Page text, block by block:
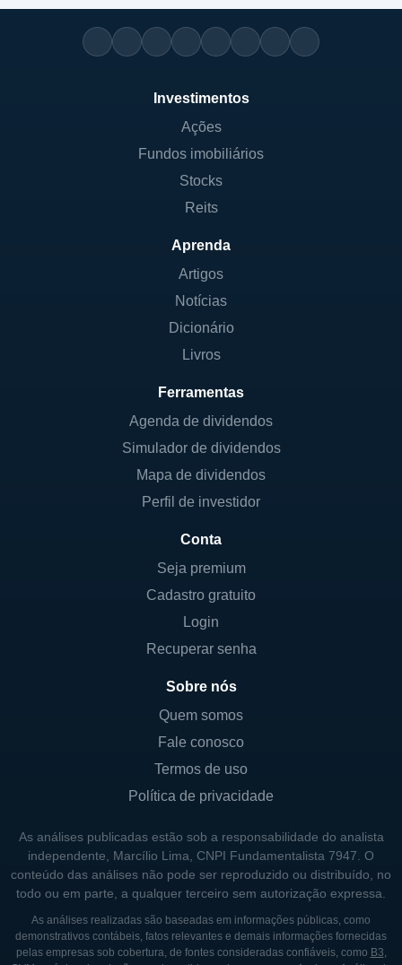
Investimentos
Ações
Fundos imobiliários
Stocks
Reits
Aprenda
Artigos
Notícias
Dicionário
Livros
Ferramentas
Agenda de dividendos
Simulador de dividendos
Mapa de dividendos
Perfil de investidor
Conta
Seja premium
Cadastro gratuito
Login
Recuperar senha
Sobre nós
Quem somos
Fale conosco
Termos de uso
Política de privacidade
As análises publicadas estão sob a responsabilidade do analista
independente, Marcílio Lima, CNPI Fundamentalista 7947. O
conteúdo das análises não pode ser reproduzido ou distribuído, no
todo ou em parte, a qualquer terceiro sem autorização expressa.
As análises realizadas são baseadas em informações públicas, como
demonstrativos contábeis, fatos relevantes e demais informações fornecidas
pelas empresas sob cobertura, de fontes consideradas confiáveis, como B3,